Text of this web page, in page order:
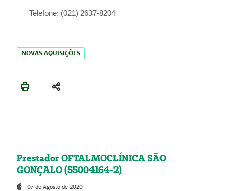
Telefone: (021) 2637-8204
NOVAS AQUISIÇÕES
Prestador OFTALMOCLÍNICA SÃO
GONÇALO (55004164-2)
07 de Agosto de 2020